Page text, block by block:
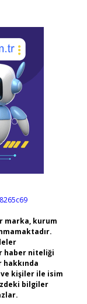
marka, kurum
haber niteliği
ve kişiler ile isim
bilgiler